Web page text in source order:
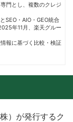
門とし、複数のクレジ
SEO・AIO・GEO統合
年11月、楽天グルー
報に基づく比較・検証
）が発行するク